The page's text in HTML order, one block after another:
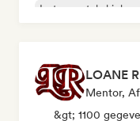
Instrumentale hiphop
LOANE
Mentor,
&gt; 1100